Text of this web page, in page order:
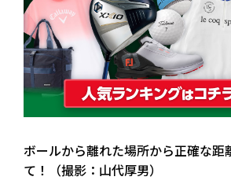
ボールから離れた場所から正確な距
て！（撮影：山代厚男）